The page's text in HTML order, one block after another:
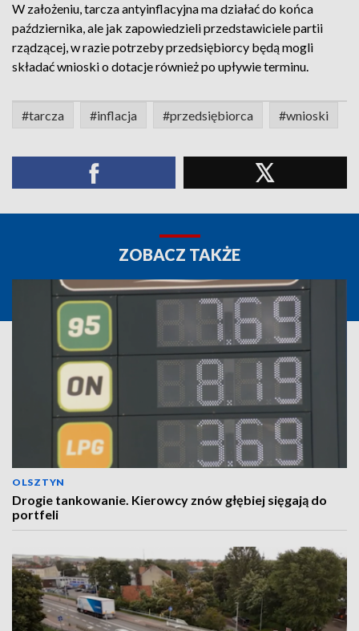
W założeniu, tarcza antyinflacyjna ma działać do końca
października, ale jak zapowiedzieli przedstawiciele partii
rządzącej, w razie potrzeby przedsiębiorcy będą mogli
składać wnioski o dotacje również po upływie terminu.
#tarcza #inflacja #przedsiębiorca #wnioski
ZOBACZ TAKŻE
OLSZTYN
Drogie tankowanie. Kierowcy znów głębiej sięgają do
portfeli